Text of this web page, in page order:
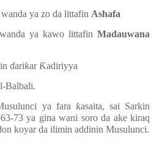
ya zo da littafin Ashafa
wanda ya kawo littafinMadauwana
ɗariƙar Ƙadiriyya
Balbali.
ya fara ƙasaita, sai Sarkin
73 ya gina wani soro da ake kiraq
koyar da ilimin addinin Musulunci.